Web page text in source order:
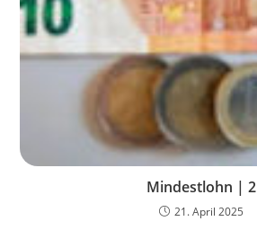
Mindestlohn | 2
21. April 2025